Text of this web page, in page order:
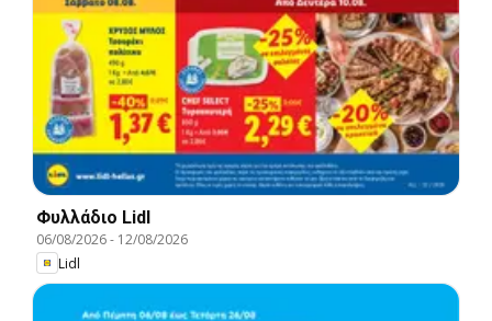
Φυλλάδιο Lidl
06/08/2026- 12/08/2026
Lidl